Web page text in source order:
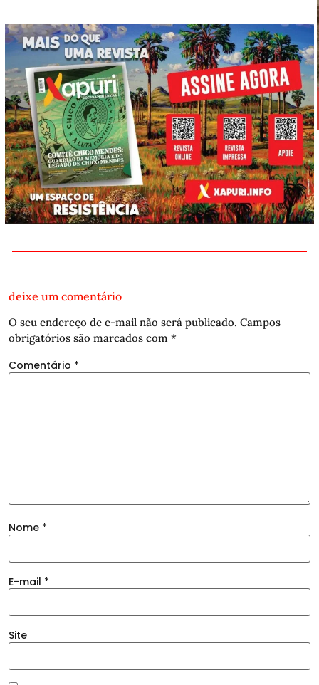
deixe um comentário
O seu endereço de e-mail não será publicado. Campos
obrigatórios são marcados com *
Comentário *
Nome *
E-mail *
Site